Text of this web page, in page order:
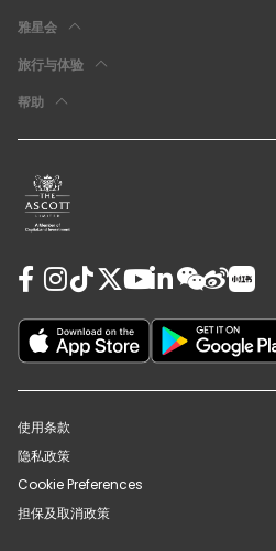
雅星会
旅行与体验
帮助
使用条款
隐私政策
Cookie Preferences
担保及取消政策